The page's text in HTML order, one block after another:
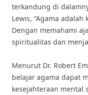
terkandung di
Lewis, “Agama
Dengan memahami
spiritualitas dan
Menurut Dr. Robert
belajar agama dapat
kesejahteraan mental